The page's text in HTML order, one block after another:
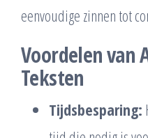
eenvoudige zinnen tot
Voordelen van
Teksten
Tijdsbesparing: